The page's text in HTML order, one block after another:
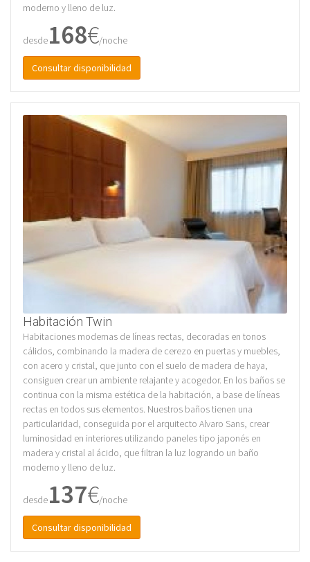
moderno y lleno de luz.
desde168€/noche
Consultar disponibilidad
Habitación Twin
Habitaciones modernas de líneas rectas, decoradas en tonos
cálidos, combinando la madera de cerezo en puertas y muebles,
con acero y cristal, que junto con el suelo de madera de haya,
consiguen crear un ambiente relajante y acogedor. En los baños se
continua con la misma estética de la habitación, a base de líneas
rectas en todos sus elementos. Nuestros baños tienen una
particularidad, conseguida por el arquitecto Alvaro Sans, crear
luminosidad en interiores utilizando paneles tipo japonés en
madera y cristal al ácido, que filtran la luz logrando un baño
moderno y lleno de luz.
desde137€/noche
Consultar disponibilidad